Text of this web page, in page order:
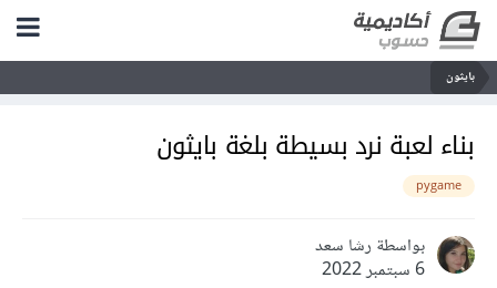
بايثون
بناء لعبة نرد بسيطة بلغة بايثون
pygame
بواسطة رشا سعد
6 سبتمبر 2022